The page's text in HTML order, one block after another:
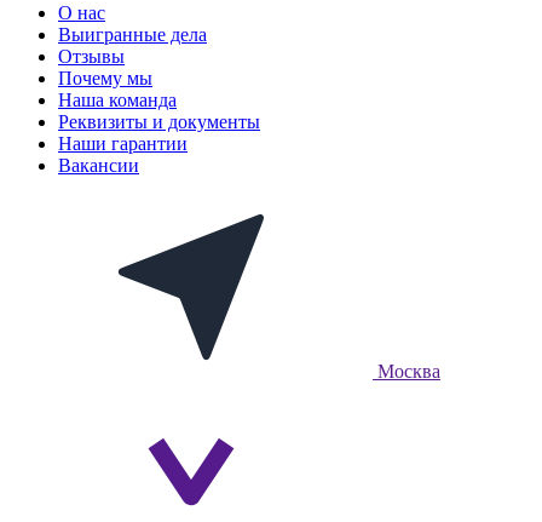
О нас
Выигранные дела
Отзывы
Почему мы
Наша команда
Реквизиты и документы
Наши гарантии
Вакансии
Москва